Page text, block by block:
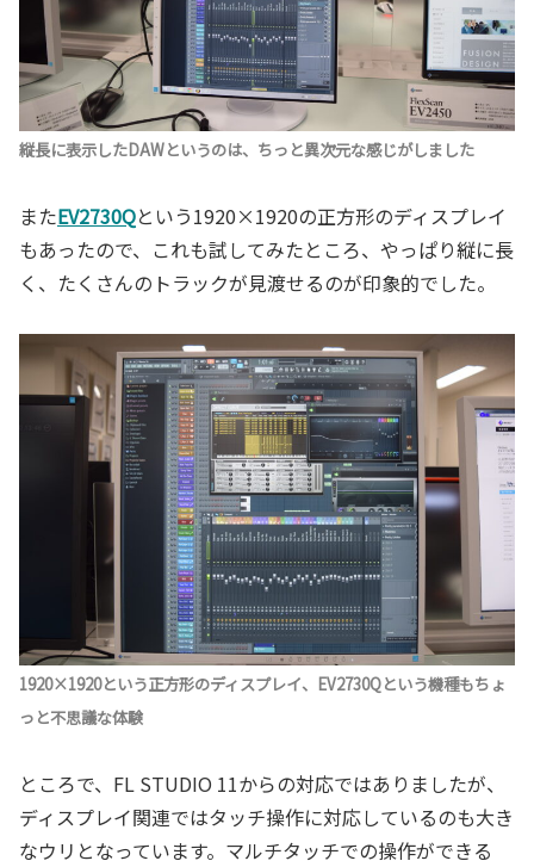
縦長に表示したDAWというのは、ちっと異次元な感じがしました
またEV2730Qという1920×1920の正方形のディスプレイ
もあったので、これも試してみたところ、やっぱり縦に長
く、たくさんのトラックが見渡せるのが印象的でした。
1920×1920という正方形のディスプレイ、EV2730Qという機種もちょ
っと不思議な体験
ところで、FL STUDIO 11からの対応ではありましたが、
ディスプレイ関連ではタッチ操作に対応しているのも大き
なウリとなっています。マルチタッチでの操作ができる